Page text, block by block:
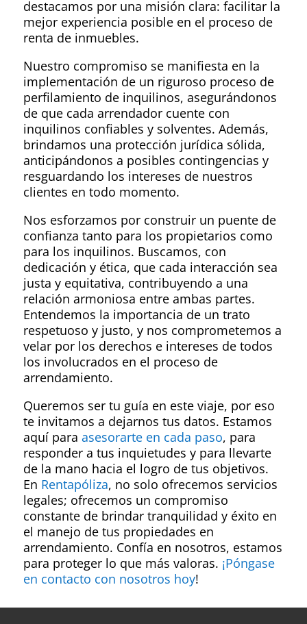
destacamos por una misión clara: facilitar la
mejor experiencia posible en el proceso de
renta de inmuebles.
Nuestro compromiso se manifiesta en la
implementación de un riguroso proceso de
perfilamiento de inquilinos, asegurándonos
de que cada arrendador cuente con
inquilinos confiables y solventes. Además,
brindamos una protección jurídica sólida,
anticipándonos a posibles contingencias y
resguardando los intereses de nuestros
clientes en todo momento.
Nos esforzamos por construir un puente de
confianza tanto para los propietarios como
para los inquilinos. Buscamos, con
dedicación y ética, que cada interacción sea
justa y equitativa, contribuyendo a una
relación armoniosa entre ambas partes.
Entendemos la importancia de un trato
respetuoso y justo, y nos comprometemos a
velar por los derechos e intereses de todos
los involucrados en el proceso de
arrendamiento.
Queremos ser tu guía en este viaje, por eso
te invitamos a dejarnos tus datos. Estamos
aquí para asesorarte en cada paso, para
responder a tus inquietudes y para llevarte
de la mano hacia el logro de tus objetivos.
En Rentapóliza, no solo ofrecemos servicios
legales; ofrecemos un compromiso
constante de brindar tranquilidad y éxito en
el manejo de tus propiedades en
arrendamiento. Confía en nosotros, estamos
para proteger lo que más valoras. ¡Póngase
en contacto con nosotros hoy!